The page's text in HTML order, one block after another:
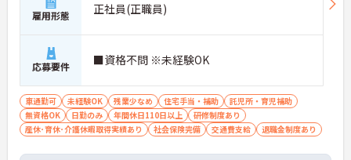
雇用形態 正社員(正職員)
応募要件 ■資格不問 ※未経験OK
車通勤可 未経験OK 残業少なめ 住宅手当・補助
託児所・育児補助
無資格OK
日勤のみ 年間休日110日以上
研修制度あり
産休･育休･介護休暇取得実績あり
社会保険完備 交通費支給 退職金制度あり